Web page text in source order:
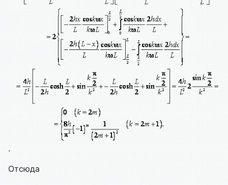
.
Отсюда